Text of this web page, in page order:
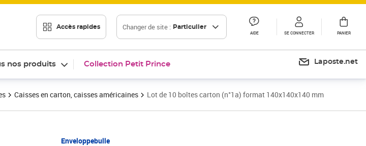
Accès rapides Changer de site : Particulier
AIDE SE CONNECTER PANIER
nos produits Collection Petit Prince Laposte.net
Caisses en carton, caisses américaines Lot de 10 boîtes carton (n°1a) format 140x140x140 mm
Enveloppebulle
Prix 7,20€